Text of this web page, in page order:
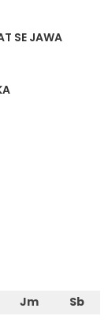
SE JAWA
Jm
Sb